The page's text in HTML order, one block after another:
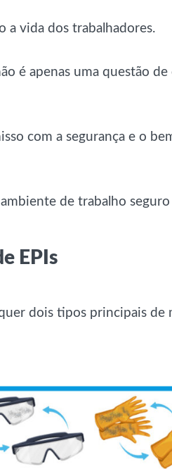
a vida dos trabalhadores.
é apenas uma questão
com a segurança e o
de trabalho
EPIs
dois tipos principais de